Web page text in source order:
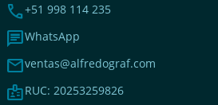
phone+51 998 114 235
chatWhatsApp
mailventas@alfredograf.com
badgeRUC: 20253259826